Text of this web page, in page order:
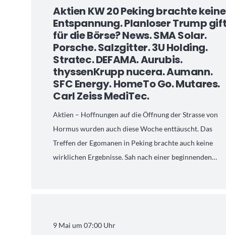
Aktien KW 20 Peking brachte keine
Entspannung. Planloser Trump
für die Börse? News. SMA Solar.
Porsche. Salzgitter. 3U Holding.
Stratec. DEFAMA. Aurubis.
thyssenKrupp nucera. Aumann.
SFC Energy. HomeTo Go. Mutares.
Carl Zeiss MediTec.
Aktien – Hoffnungen auf die Öffnung der Strasse von
Hormus wurden auch diese Woche enttäuscht. Das
Treffen der Egomanen in Peking brachte auch keine
wirklichen Ergebnisse. Sah nach einer beginnenden…
9 Mai um 07:00 Uhr